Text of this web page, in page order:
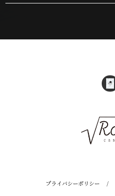
プライバシーポリシー /